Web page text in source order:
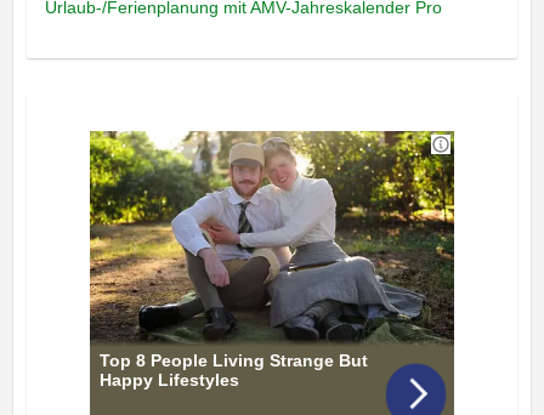
Urlaub-/Ferienplanung mit AMV-Jahreskalender Pro